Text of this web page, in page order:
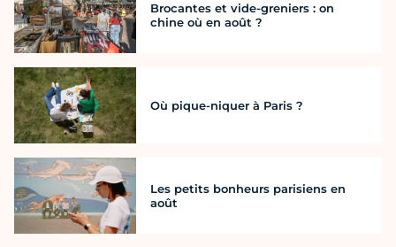
Brocantes et vide-greniers : on
chine où en août ?
Où pique-niquer à Paris ?
Les petits bonheurs parisiens en
août